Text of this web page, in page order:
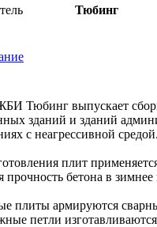
Тюбинг
Тюбинг выпускает
зданий и зданий
с неагрессивной средой.
плит
прочность бетона в
армируются
петли